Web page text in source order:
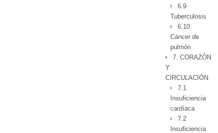
6.9
Tuberculosis
6.10
Cáncer de
pulmón
7. CORAZÓN
Y
CIRCULACIÓN
7.1
Insuficiencia
cardíaca
7.2
Insuficiencia